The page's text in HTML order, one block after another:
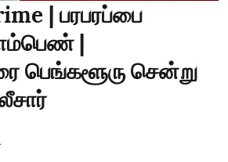
| பரபரப்பை
|
பெங்களூரு சென்று